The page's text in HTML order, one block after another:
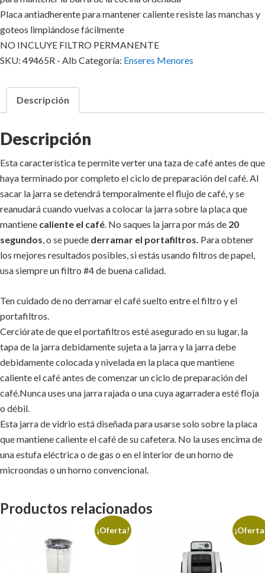
Placa antiadherente para mantener caliente resiste las manchas y
goteos limpiándose fácilmente
NO INCLUYE FILTRO PERMANENTE
SKU: 49465R - Alb Categoría: Enseres Menores
Descripción
Descripción
Esta característica te permite verter una taza de café antes de que
haya terminado por completo el ciclo de preparación del café. Al
sacar la jarra se detendrá temporalmente el flujo de café, y se
reanudará cuando vuelvas a colocar la jarra sobre la placa que
mantiene caliente el café . No saques la jarra por más de 20
segundos , o se puede derramar el portafiltros. Para obtener
los mejores resultados posibles, si estás usando filtros de papel,
usa siempre un filtro #4 de buena calidad.
Ten cuidado de no derramar el café suelto entre el filtro y el
portafiltros.
Cerciórate de que el portafiltros esté asegurado en su lugar, la
tapa de la jarra debidamente sujeta a la jarra y la jarra debe
debidamente colocada y nivelada en la placa que mantiene
caliente el café antes de comenzar un ciclo de preparación del
café.Nunca uses una jarra rajada o una cuya agarradera esté floja
o débil.
Esta jarra de vidrio está diseñada para usarse solo sobre la placa
que mantiene caliente el café de su cafetera. No la uses encima de
una estufa eléctrica o de gas o en el interior de un horno de
microondas o un horno convencional.
Productos relacionados
¡Oferta!